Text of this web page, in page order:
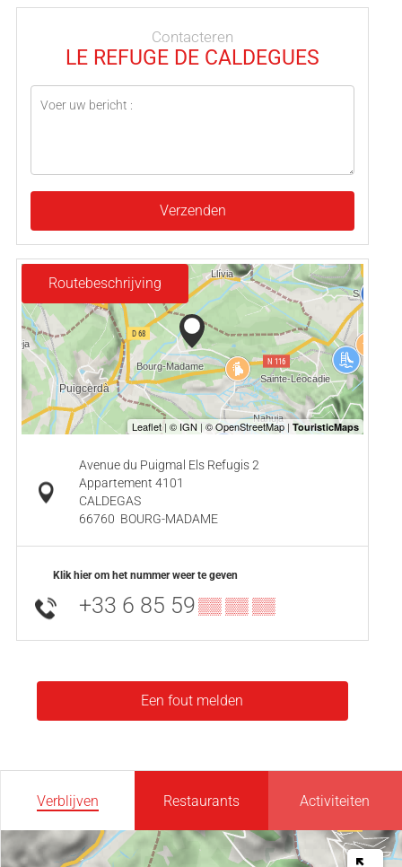
Contacteren
LE REFUGE DE CALDEGUES
Verzenden
Routebeschrijving
Avenue du Puigmal Els Refugis 2
Appartement 4101
CALDEGAS
66760 BOURG-MADAME
Klik hier om het nummer weer te geven
+33 6 85 59▒▒ ▒▒ ▒▒
Een fout melden
Verblijven Restaurants Activiteiten